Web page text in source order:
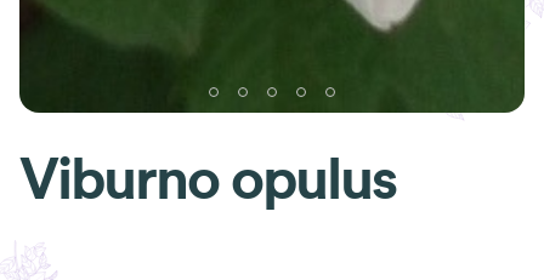
Viburno opulus